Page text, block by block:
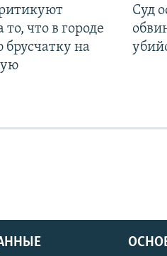
что в городе
на
Суд